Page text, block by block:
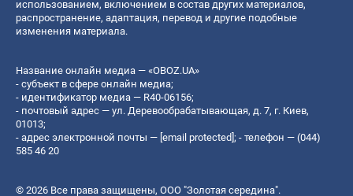
использованием, включением в состав других материалов,
распространение, адаптация, перевод и другие подобные
изменения материала.
Название онлайн медиа — «OBOZ.UA»
- субъект в сфере онлайн медиа;
- идентификатор медиа — R40-06156;
- почтовый адрес — ул. Деревообрабатывающая, д. 7, г. Киев,
01013;
- адрес электронной почты — [email protected] ; - телефон — (044)
585 46 20
© 2026 Все права защищены, ООО "Золотая середина".